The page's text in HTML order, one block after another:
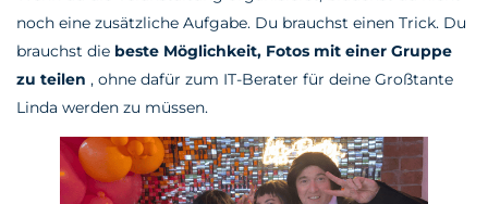
noch eine zusätzliche Aufgabe. Du brauchst einen Trick. Du
brauchst die beste Möglichkeit, Fotos mit einer Gruppe
zu teilen , ohne dafür zum IT-Berater für deine Großtante
Linda werden zu müssen.